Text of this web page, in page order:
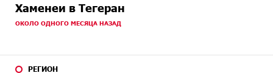
Хаменеи в Тегеран
ОКОЛО ОДНОГО МЕСЯЦА НАЗАД
РЕГИОН